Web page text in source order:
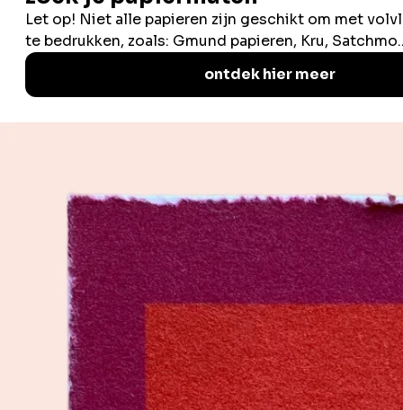
verplichte velden
voornaam
achternaam
snelle links
vacatures
papieren & stalen
proefdruk bestellen
producten
naamkaartjes
boeken & brochures
kaarten & uitnodigingen